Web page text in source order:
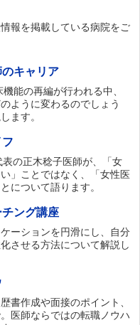
報を掲載している病院をご
キャリア
能の再編が行われる中、
ように変わるのでしょう
ます。
表の正木稔子医師が、「女
」ことではなく、「女性医
について語ります。
ング講座
ーションを円滑にし、自分
させる方法について解説し
書作成や面接のポイント、
医師ならではの転職ノウハ